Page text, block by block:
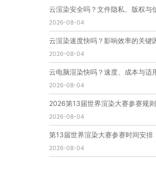
网络渲染软件
云渲染服务
云
云渲染怎么用
云渲染技术
云渲染原理 云渲
云渲染引擎
云渲染主机
云渲
免费云渲染
云渲染网站
云渲染收费 云渲
瑞云渲染大赛
3d渲染大赛
瑞云渲染大赛报名页
瑞云渲染大赛奖项
瑞云渲染大
云渲染电脑
云渲染配置 云主
实时渲染云
云渲染安全吗？文件隐私、版权与
2026-08-04
云渲染速度快吗？影响效率的关键
2026-08-04
云电脑渲染快吗？速度、成本与适
2026-08-04
2026第13届世界渲染大赛参赛规
2026-08-04
第13届世界渲染大赛参赛时间安排
2026-08-04